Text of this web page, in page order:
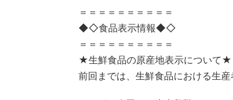
＝＝＝＝＝＝＝＝＝＝
◆◇食品表示情報◆◇
＝＝＝＝＝＝＝＝＝＝
★生鮮食品の原産地表示について★
前回までは、生鮮食品における生